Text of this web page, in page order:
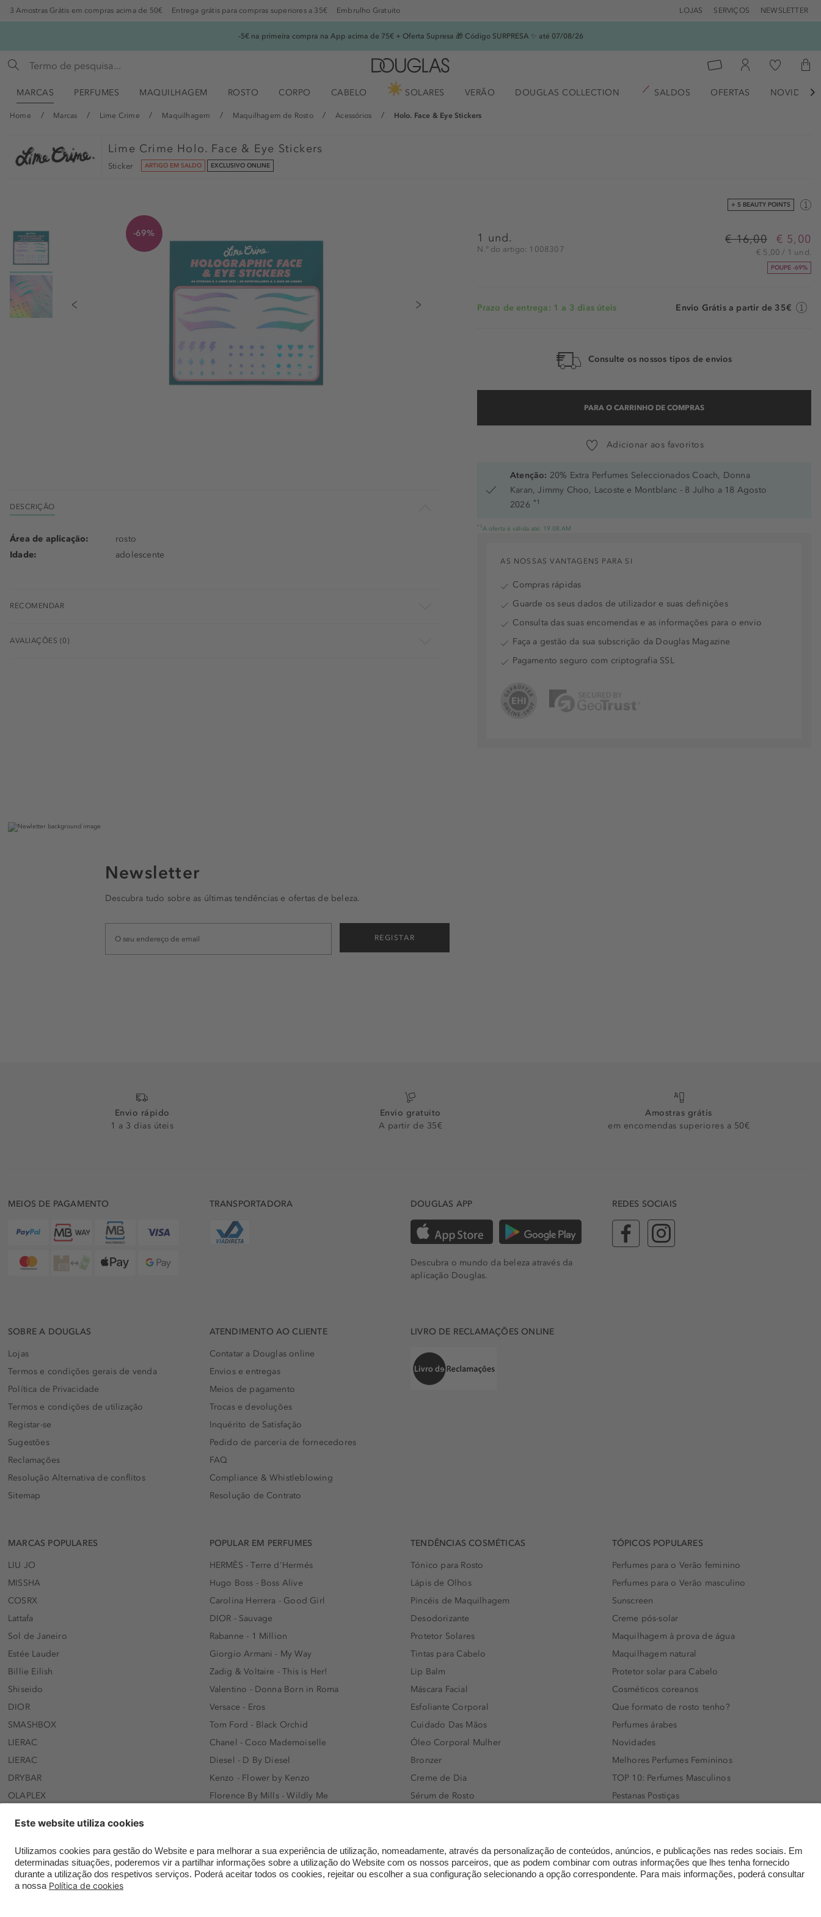
3 Amostras Grátis em compras acima de 50€ Entrega grátis para compras superiores a 35€ Embrulho Gratuito LOJAS SERVIÇOS NEWSLETTER
-5€ na primeira compra na App acima de 75€ + Oferta Supresa 🎁 Código SURPRESA ✨ até 07/08/26
MARCAS PERFUMES MAQUILHAGEM ROSTO CORPO CABELO SOLARES VERÃO DOUGLAS COLLECTION SALDOS OFERTAS 
Home Marcas Lime Crime Maquilhagem Maquilhagem de Rosto Acessórios Holo. Face & Eye Stickers
Lime Crime Holo. Face & Eye Stickers
Sticker ARTIGO EM SALDO EXCLUSIVO ONLINE
+ 5 BEAUTY POINTS
-69% 1 und.
N.° do artigo: 1008307
€ 16,00 € 5,00
€ 5,00 / 1 und.
POUPE -69%
Prazo de entrega: 1 a 3 dias úteis Envio Grátis a partir de 35€
Consulte os nossos tipos de envios
PARA O CARRINHO DE COMPRAS
Adicionar aos favoritos
Atenção: 20% Extra Perfumes Seleccionados Coach, Donna
Karan, Jimmy Choo, Lacoste e Montblanc - 8 Julho a 18 Agosto
2026 *1
*1 A oferta é válida até: 19.08.AM
DESCRIÇÃO
Área de aplicação:
rosto
Idade:
adolescente
RECOMENDAR
AVALIAÇÕES (0)
AS NOSSAS VANTAGENS PARA SI
Compras rápidas
Guarde os seus dados de utilizador e suas definições
Consulta das suas encomendas e as informações para o envio
Faça a gestão da sua subscrição da Douglas Magazine
Pagamento seguro com criptografia SSL
Newsletter
Descubra tudo sobre as últimas tendências e ofertas de beleza.
REGISTAR
Envio rápido
1 a 3 dias úteis
Envio gratuito
A partir de 35€
Amostras grátis
em encomendas superiores a 50€
MEIOS DE PAGAMENTO TRANSPORTADORA DOUGLAS APP
Descubra o mundo da beleza através da
aplicação Douglas.
REDES SOCIAIS
SOBRE A DOUGLAS
Lojas
Termos e condições gerais de venda
Política de Privacidade
Termos e condições de utilização
Registar-se
Sugestões
Reclamações
Resolução Alternativa de conflitos
Sitemap
ATENDIMENTO AO CLIENTE
Contatar a Douglas online
Envios e entregas
Meios de pagamento
Trocas e devoluções
Inquérito de Satisfação
Pedido de parceria de fornecedores
FAQ
Compliance & Whistleblowing
Resolução de Contrato
LIVRO DE RECLAMAÇÕES ONLINE
MARCAS POPULARES
LIU JO
MISSHA
COSRX
Lattafa
Sol de Janeiro
Estée Lauder
Billie Eilish
Shiseido
DIOR
SMASHBOX
LIERAC
LIERAC
DRYBAR
OLAPLEX
ARMAF
Beauty of Joseon
NANOLASH
POPULAR EM PERFUMES
HERMÈS - Terre d'Hermés
Hugo Boss - Boss Alive
Carolina Herrera - Good Girl
DIOR - Sauvage
Rabanne - 1 Million
Giorgio Armani - My Way
Zadig & Voltaire - This is Her!
Valentino - Donna Born in Roma
Versace - Eros
Tom Ford - Black Orchid
Chanel - Coco Mademoiselle
Diesel - D By Diesel
Kenzo - Flower by Kenzo
Florence By Mills - Wildly Me
Davidoff - Cool Water Men
KHLOÉ KARDASHIAN - Xo Khloè
TENDÊNCIAS COSMÉTICAS
Tónico para Rosto
Lápis de Olhos
Pincéis de Maquilhagem
Desodorizante
Protetor Solares
Tintas para Cabelo
Lip Balm
Máscara Facial
Esfoliante Corporal
Cuidado Das Mãos
Óleo Corporal Mulher
Bronzer
Creme de Dia
Sérum de Rosto
Espuma de Limpeza Facial
Dermocosmética
TÓPICOS POPULARES
Perfumes para o Verão feminino
Perfumes para o Verão masculino
Sunscreen
Creme pós-solar
Maquilhagem à prova de água
Maquilhagem natural
Protetor solar para Cabelo
Cosméticos coreanos
Que formato de rosto tenho?
Perfumes árabes
Novidades
Melhores Perfumes Femininos
TOP 10: Perfumes Masculinos
Pestanas Postiças
Rímel colorido
Embalagens Sustentáveis